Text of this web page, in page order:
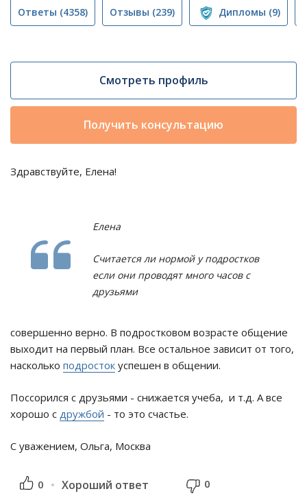
Ответы (4358) Отзывы (239) Дипломы (9)
Смотреть профиль
Получить консультацию
Здравствуйте, Елена!
Елена
Считается ли нормой у подростков
если они проводят много часов с
друзьями
совершенно верно. В подростковом возрасте общение
выходит на первый план. Все остальное зависит от того,
насколько подросток успешен в общении.
Поссорился с друзьями - снижается учеба, и т.д. А все
хорошо с дружбой - то это счастье.
С уважением, Ольга, Москва
0 Хороший ответ 0